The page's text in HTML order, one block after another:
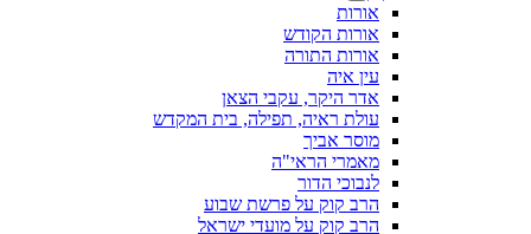
אורות
אורות הקודש
אורות התורה
עין איה
אדר היקר, עקבי הצאן
עולת ראיה, תפילה, בית המקדש
מוסר אביך
מאמרי הראי"ה
לנבוכי הדור
הרב קוק על פרשת שבוע
הרב קוק על מועדי ישראל